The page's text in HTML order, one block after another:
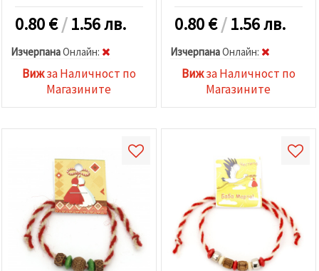
0.80€/1.56 лв.
ИзчерпанаOнлайн:
Вижза Наличност по
Магазините
0.80€/1.56 лв.
ИзчерпанаOнлайн:
Вижза Наличност по
Магазините